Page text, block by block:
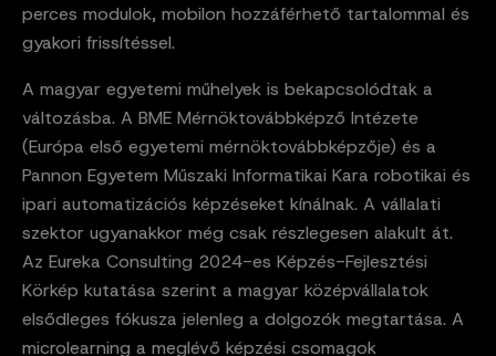
perces modulok, mobilon hozzáférhető tartalommal és
gyakori frissítéssel.
A magyar egyetemi műhelyek is bekapcsolódtak a
változásba. A BME Mérnöktovábbképző Intézete
(Európa első egyetemi mérnöktovábbképzője) és a
Pannon Egyetem Műszaki Informatikai Kara robotikai és
ipari automatizációs képzéseket kínálnak. A vállalati
szektor ugyanakkor még csak részlegesen alakult át.
Az Eureka Consulting 2024-es Képzés-Fejlesztési
Körkép kutatása szerint a magyar középvállalatok
elsődleges fókusza jelenleg a dolgozók megtartása. A
microlearning a meglévő képzési csomagok